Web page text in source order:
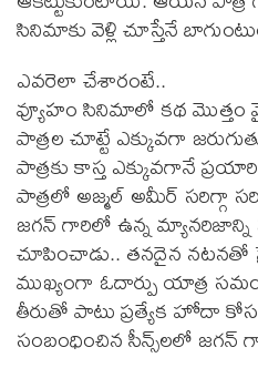
సినిమాకు వెళ్లి చూస్తేనే
ఎవరెలా చేశారంటే..
వ్యూహం సినిమాలో కథ మొత్తం
పాత్రల చూట్టే ఎక్కువగా
పాత్రకు కాస్త ఎక్కువగానే
పాత్రలో అజ్మల్ అమీర్ సరిగ్గా
జగన్‌ గారిలో ఉన్న మ్యానరిజాన్ని
చూపించాడు.. తనదైన నటనతో
ముఖ్యంగా ఓదార్పు యాత్ర
తీరుతో పాటు ప్రత్యేక హోదా
సంబంధించిన సీన్స్‌లలో జగన్‌